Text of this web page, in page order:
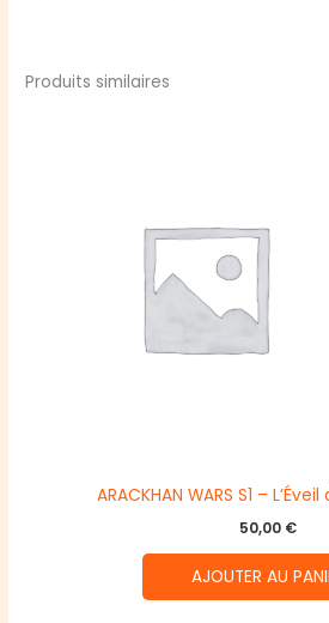
Produits similaires
ARACKHAN WARS S1 –
50,00 €
AJOUTER AU